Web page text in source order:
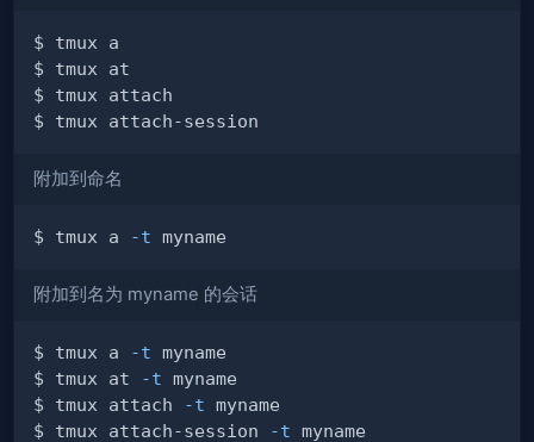
附加到命名
$ tmux a -t
附加到名为 myname 的会话
$ tmux a -t
$ tmux at
-t
$ tmux attach
-t
$ tmux attach-session
-t